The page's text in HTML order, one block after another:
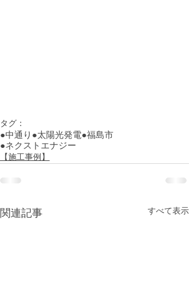
タグ：
●中通り ●太陽光発電●福島市
●ネクストエナジー
【施工事例】
関連記事 すべて表示